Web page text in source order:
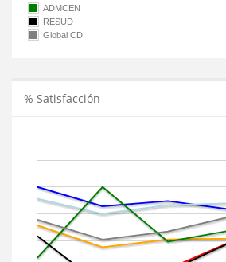
ADMCEN
RESUD
Global CD
% Satisfacción